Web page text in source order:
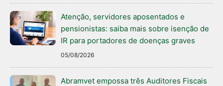
Atenção, servidores aposentados e
pensionistas: saiba mais sobre isenção de
IR para portadores de doenças graves
05/08/2026
Abramvet empossa três Auditores Fiscais